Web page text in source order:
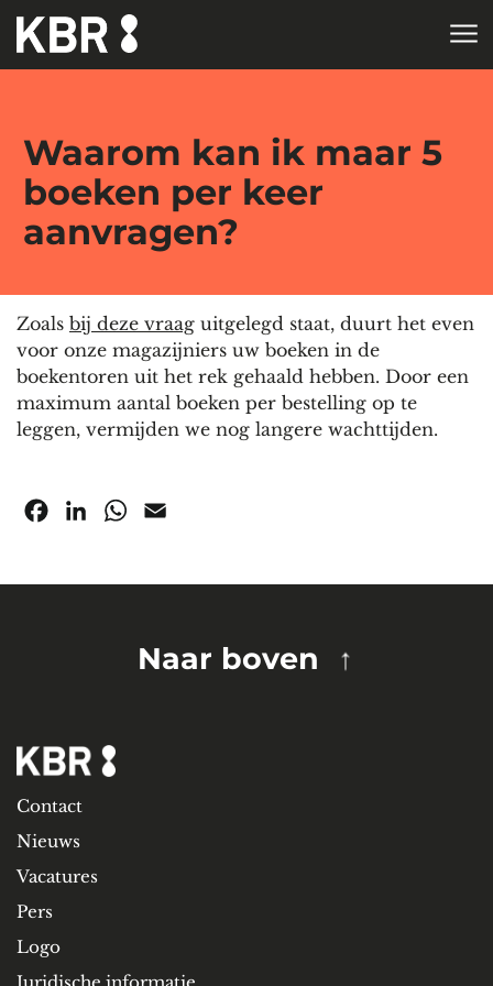
Skip to main content
Waarom kan ik maar 5
boeken per keer
aanvragen?
Zoals bij deze vraag uitgelegd staat, duurt het even
voor onze magazijniers uw boeken in de
boekentoren uit het rek gehaald hebben. Door een
maximum aantal boeken per bestelling op te
leggen, vermijden we nog langere wachttijden.
FacebookLinkedInWhatsApp
Naar boven
Contact
Nieuws
Vacatures
Pers
Logo